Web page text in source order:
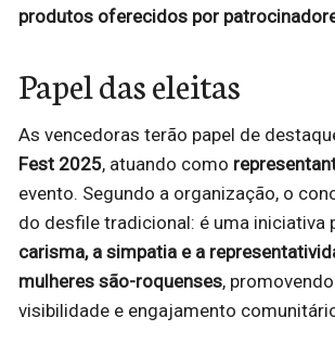
produtos oferecidos por
Papel das eleitas
As vencedoras terão papel de
Fest 2025, atuando como
evento. Segundo a organização, o
do desfile tradicional: é uma iniciativa
carisma, a simpatia e a
mulheres são-roquenses,
visibilidade e engajamento